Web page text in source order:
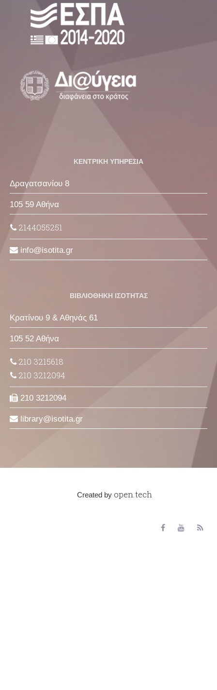
ΚΕΝΤΡΙΚΗ ΥΠΗΡΕΣΙΑ
Δραγατσανίου 8
105 59 Αθήνα
2144055251
info isotita gr
ΒΙΒΛΙΟΘΗΚΗ ΙΣΟΤΗΤΑΣ
Κρατίνου 9 & Αθηνάς 61
105 52 Αθήνα
210 3215618
210 3212094
210 3212094
library isotita gr
Created by open.tech